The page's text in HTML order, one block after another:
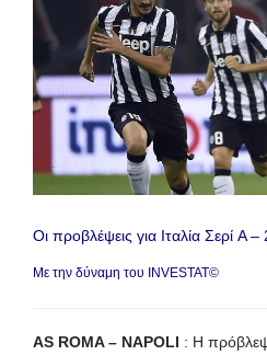
Οι προβλέψεις για Ιταλία Σερί A
Με την δύναμη του INVESTAT©
AS ROMA – NAPOLI : Η